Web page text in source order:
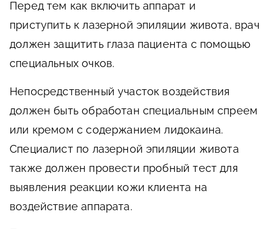
Перед тем как включить аппарат и
приступить к лазерной эпиляции живота, врач
должен защитить глаза пациента с помощью
специальных очков.
Непосредственный участок воздействия
должен быть обработан специальным спреем
или кремом с содержанием лидокаина.
Специалист по лазерной эпиляции живота
также должен провести пробный тест для
выявления реакции кожи клиента на
воздействие аппарата.